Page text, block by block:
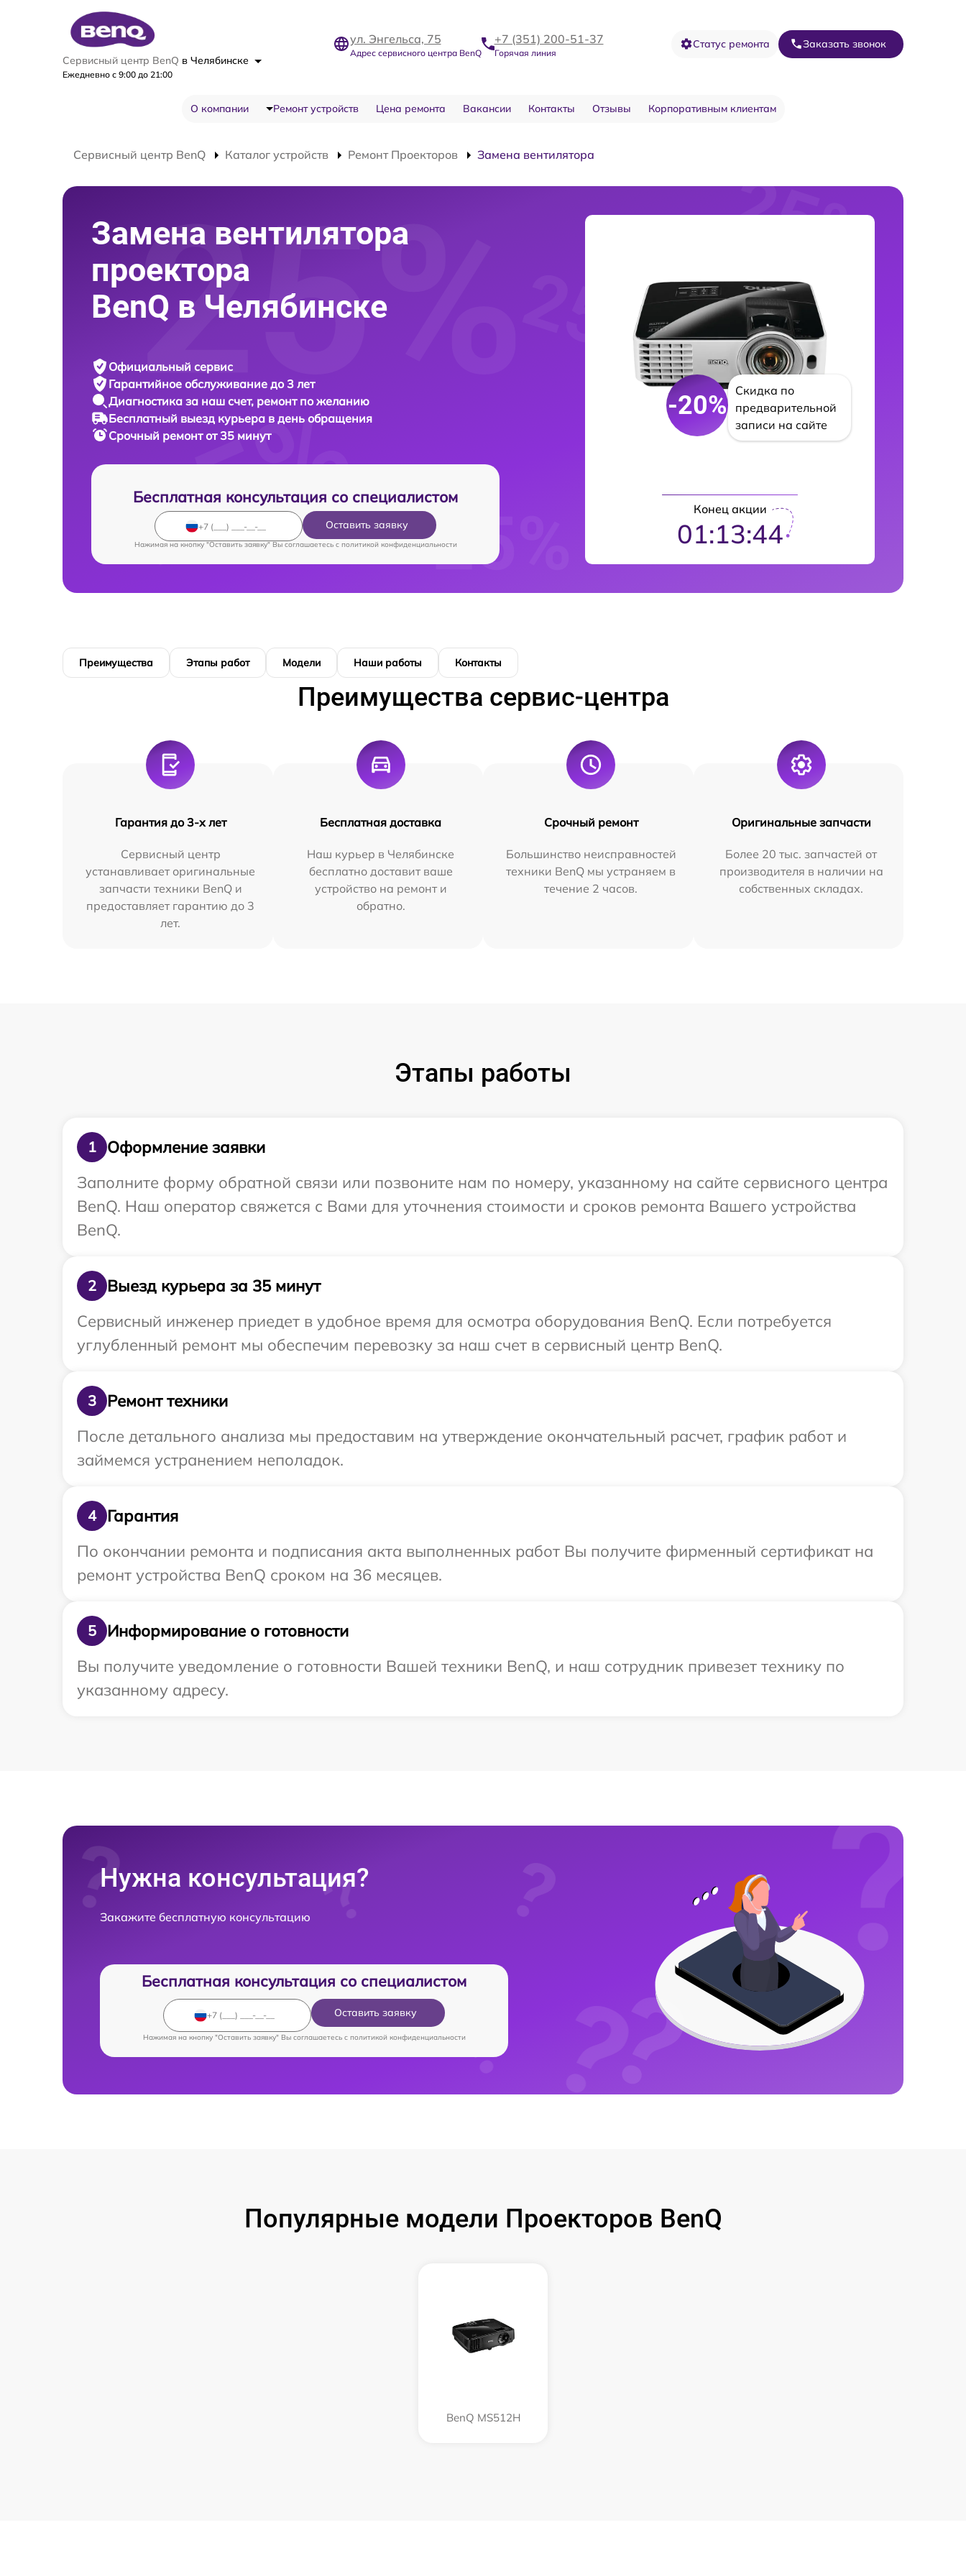
Сервисный центр BenQ в Челябинске
Ежедневно с 9:00 до 21:00
ул. Энгельса, 75
Адрес сервисного центра BenQ
+7 (351) 200-51-37
Горячая линия
Статус ремонта Заказать звонок
О компании Ремонт устройств Цена ремонта Вакансии Контакты Отзывы Корпоративным клиентам
Сервисный центр BenQ Каталог устройств Ремонт Проекторов Замена вентилятора
Замена вентилятора
проектора
BenQ в Челябинске
Официальный сервис
Гарантийное обслуживание до 3 лет
Диагностика за наш счет, ремонт по желанию
Бесплатный выезд курьера в день обращения
Срочный ремонтот 35 минут
Бесплатная консультация со специалистом
Оставить заявку
Нажимая на кнопку "Оставить заявку" Вы соглашаетесь c политикой конфиденциальности
-20%
Скидка по
предварительной
записи на сайте
Конец акции
01:13:43
Преимущества Этапы работ Модели Наши работы Контакты
Преимущества сервис-центра
Гарантия до 3-х лет
Сервисный центр
устанавливает оригинальные
запчасти техники BenQ и
предоставляет гарантию до 3
лет.
Бесплатная доставка
Наш курьер в Челябинске
бесплатно доставит ваше
устройство на ремонт и
обратно.
Срочный ремонт
Большинство неисправностей
техники BenQ мы устраняем в
течение 2 часов.
Оригинальные запчасти
Более 20 тыс. запчастей от
производителя в наличии на
собственных складах.
Этапы работы
1
Оформление заявки
Заполните форму обратной связи или позвоните нам по номеру, указанному на сайте сервисного центра
BenQ. Наш оператор свяжется с Вами для уточнения стоимости и сроков ремонта Вашего устройства
BenQ.
2
Выезд курьера за 35 минут
Сервисный инженер приедет в удобное время для осмотра оборудования BenQ. Если потребуется
углубленный ремонт мы обеспечим перевозку за наш счет в сервисный центр BenQ.
3
Ремонт техники
После детального анализа мы предоставим на утверждение окончательный расчет, график работ и
займемся устранением неполадок.
4
Гарантия
По окончании ремонта и подписания акта выполненных работ Вы получите фирменный сертификат на
ремонт устройства BenQ сроком на 36 месяцев.
5
Информирование о готовности
Вы получите уведомление о готовности Вашей техники BenQ, и наш сотрудник привезет технику по
указанному адресу.
Нужна консультация?
Закажите бесплатную консультацию
Бесплатная консультация со специалистом
Оставить заявку
Нажимая на кнопку "Оставить заявку" Вы соглашаетесь c политикой конфиденциальности
Популярные модели Проекторов BenQ
BenQ MS512H